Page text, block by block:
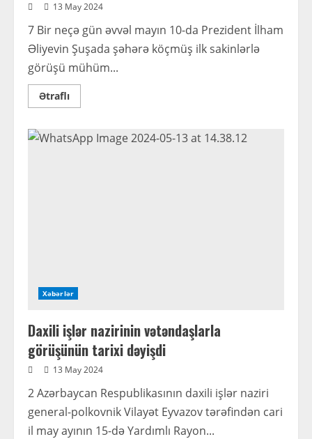
13 May 2024
7 Bir neçə gün əvvəl mayın 10-da Prezident İlham
Əliyevin Şuşada şəhərə köçmüş ilk sakinlərlə
görüşü mühüm...
ƏtraflıRead
more
bizim
əyilməz
Xəbərlər
Daxili işlər nazirinin vətəndaşlarla
görüşünün tarixi dəyişdi
13 May 2024
2 Azərbaycan Respublikasının daxili işlər naziri
general-polkovnik Vilayət Eyvazov tərəfindən cari
il may ayının 15-də Yardımlı Rayon...